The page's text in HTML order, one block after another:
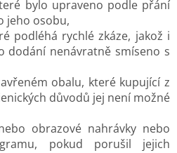
bylo upraveno podle přání
jeho osobu,
podléhá rychlé zkáze, jakož i
dodání nenávratně smíseno s
obalu, které kupující z
důvodů jej není možné
obrazové nahrávky nebo
pokud porušil jejich